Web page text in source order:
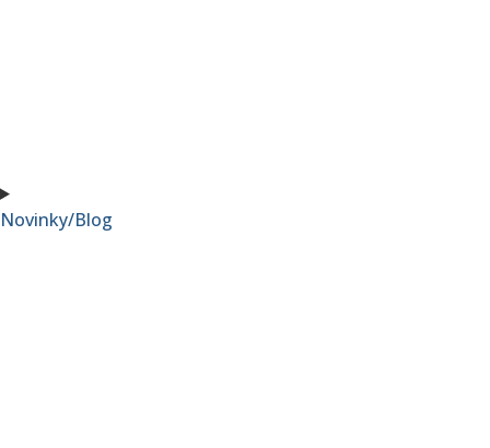
Novinky/Blog